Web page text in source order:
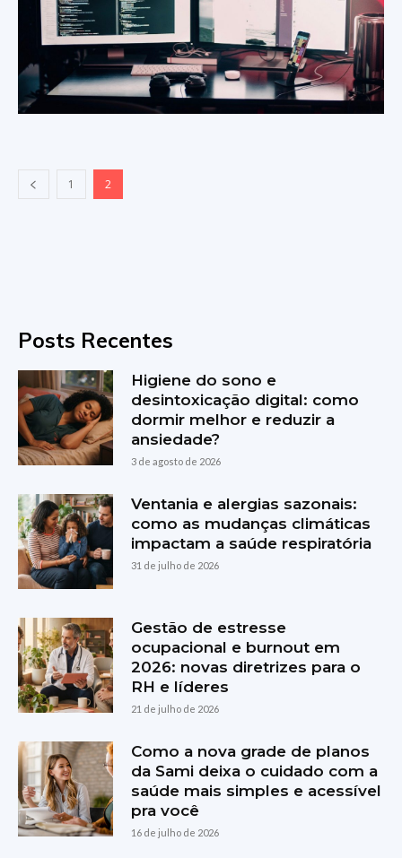
1 2
Posts Recentes
Higiene do sono e
desintoxicação digital: como
dormir melhor e reduzir a
ansiedade?
3 de agosto de 2026
Ventania e alergias sazonais:
como as mudanças climáticas
impactam a saúde respiratória
31 de julho de 2026
Gestão de estresse
ocupacional e burnout em
2026: novas diretrizes para o
RH e líderes
21 de julho de 2026
Como a nova grade de planos
da Sami deixa o cuidado com a
saúde mais simples e acessível
pra você
16 de julho de 2026